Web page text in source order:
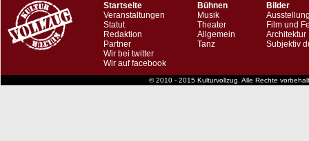
Startseite
Veranstaltungen
Statut
Redaktion
Partner
Wir bei twitter
Wir auf facebook
Bühnen
Musik
Theater
Allgemein
Tanz
Bilder
Film und
Architektur
Subjektiv
© 2010 - 2015 Kulturvollzug. Alle Rechte